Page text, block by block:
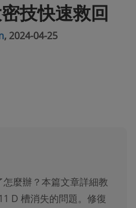
技快速救回
, 2024-04-25
麼辦？本篇文章詳細教
D 槽消失的問題。修復